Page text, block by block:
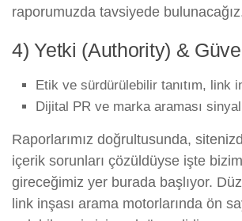
raporumuzda tavsiyede
4) Yetki (Authority) &
Etik ve sürdürülebilir tanıtım, link
Dijital PR ve marka araması
Raporlarımız doğrultusunda,
içerik sorunları çözüldüyse işte
gireceğimiz yer burada başlıyor.
link inşası arama motorlarında ön